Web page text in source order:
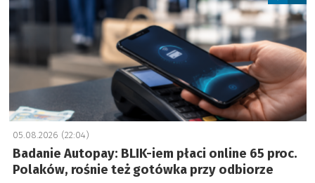
05.08.2026 (22:04)
Badanie Autopay: BLIK-iem płaci online 65 proc.
Polaków, rośnie też gotówka przy odbiorze